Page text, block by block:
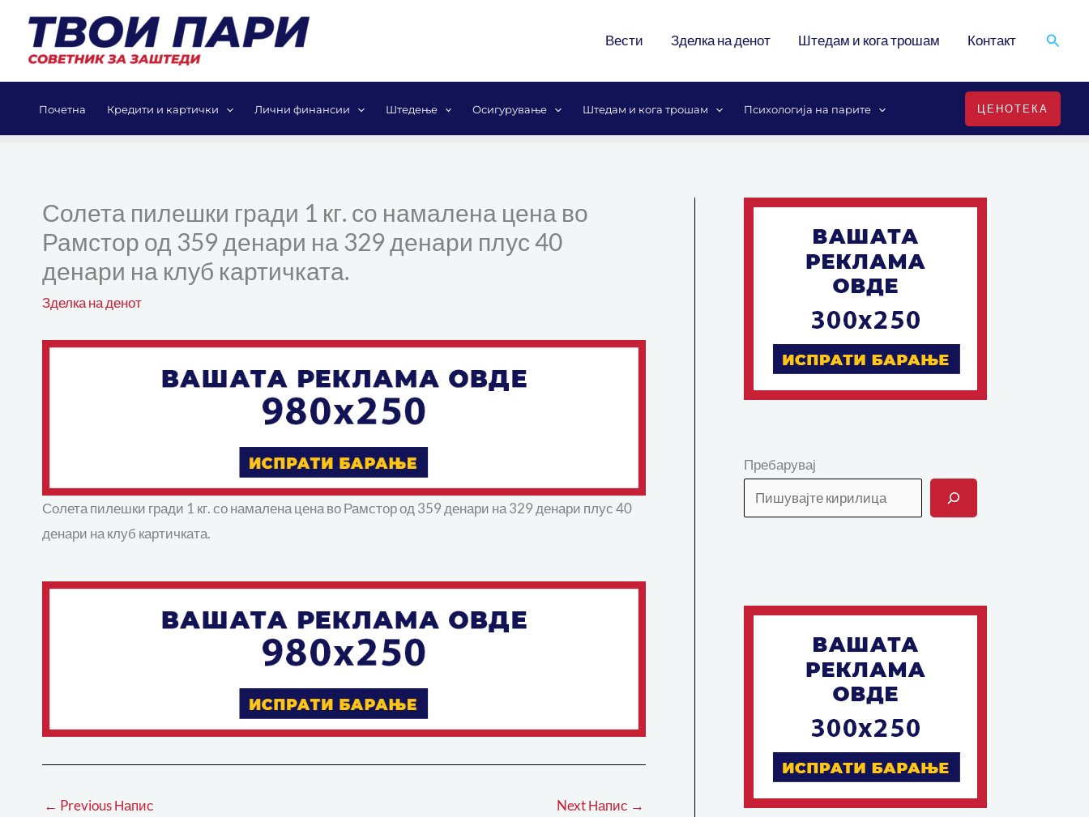
content
Вести Зделка на денот Штедам и кога трошам Контакт Search
Почетна Кредити и картички Лични финансии Штедење Осигурување Штедам и кога трошам Психологија на парите ЦЕНОТЕКА
Солета пилешки гради 1 кг. со намалена цена во
Рамстор од 359 денари на 329 денари плус 40
денари на клуб картичката.
Зделка на денот
Солета пилешки гради 1 кг. со намалена цена во Рамстор од 359 денари на 329 денари плус 40
денари на клуб картичката.
← Previous Напис Next Напис →
Пребарувај